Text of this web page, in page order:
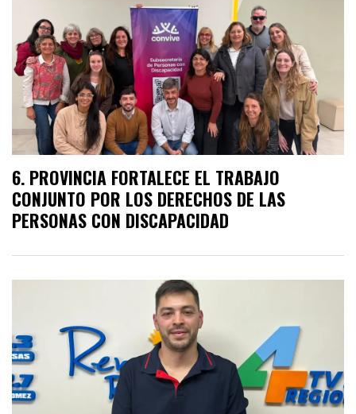
PROVINCIA FORTALECE EL TRABAJO
CONJUNTO POR LOS DERECHOS DE LAS
PERSONAS CON DISCAPACIDAD